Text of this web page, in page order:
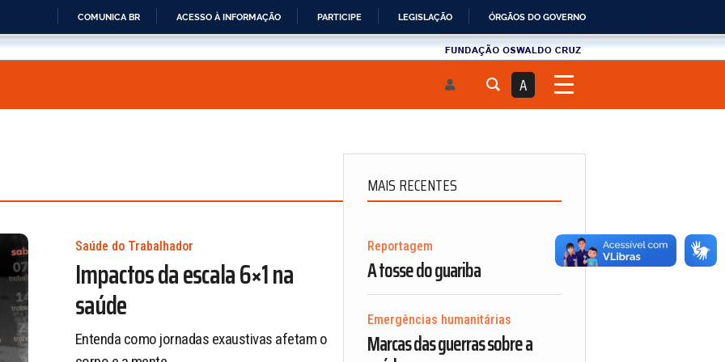
IR
COMUNICA BR ACESSO À INFORMAÇÃO PARTICIPE LEGISLAÇÃO ÓRGÃOS DO GOVERNO
Fundau00e7u00e3o
A
Saúde do Trabalhador
Impactos da escala 6×1 na
saúde
Entenda como jornadas exaustivas afetam o
MAIS RECENTES
Reportagem
A tosse do guariba
Emergências humanitárias
Marcas das guerras sobre a